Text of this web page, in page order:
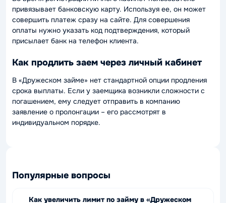
привязывает банковскую карту. Используя ее, он может
совершить платеж сразу на сайте. Для совершения
оплаты нужно указать код подтверждения, который
присылает банк на телефон клиента.
Как продлить заем через личный кабинет
В «Дружеском займе» нет стандартной опции продления
срока выплаты. Если у заемщика возникли сложности с
погашением, ему следует отправить в компанию
заявление о пролонгации – его рассмотрят в
индивидуальном порядке.
Популярные вопросы
Как увеличить лимит по займу в «Дружеском